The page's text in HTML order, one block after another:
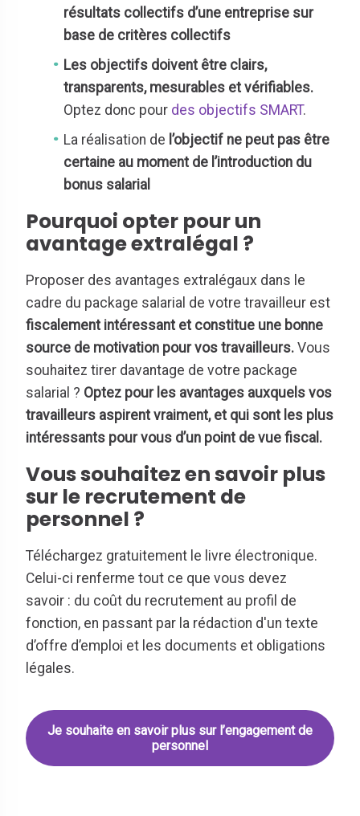
résultats collectifs d’une entreprise sur
base de critères collectifs
Les objectifs doivent être clairs,
transparents, mesurables et vérifiables.
Optez donc pour des objectifs SMART.
La réalisation de l’objectif ne peut pas être
certaine au moment de l’introduction du
bonus salarial
Pourquoi opter pour un
avantage extralégal ?
Proposer des avantages extralégaux dans le
cadre du package salarial de votre travailleur est
fiscalement intéressant et constitue une bonne
source de motivation pour vos travailleurs. Vous
souhaitez tirer davantage de votre package
salarial ? Optez pour les avantages auxquels vos
travailleurs aspirent vraiment, et qui sont les plus
intéressants pour vous d’un point de vue fiscal.
Vous souhaitez en savoir plus
sur le recrutement de
personnel ?
Téléchargez gratuitement le livre électronique.
Celui-ci renferme tout ce que vous devez
savoir : du coût du recrutement au profil de
fonction, en passant par la rédaction d'un texte
d’offre d’emploi et les documents et obligations
légales.
Je souhaite en savoir plus sur l’engagement de
personnel